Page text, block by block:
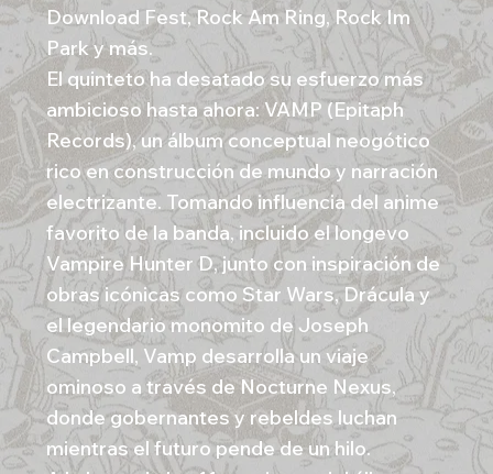
Download Fest, Rock Am Ring, Rock Im
Park y más.
El quinteto ha desatado su esfuerzo más
ambicioso hasta ahora: VAMP (Epitaph
Records), un álbum conceptual neogótico
rico en construcción de mundo y narración
electrizante. Tomando influencia del anime
favorito de la banda, incluido el longevo
Vampire Hunter D, junto con inspiración de
obras icónicas como Star Wars, Drácula y
el legendario monomito de Joseph
Campbell, Vamp desarrolla un viaje
ominoso a través de Nocturne Nexus,
donde gobernantes y rebeldes luchan
mientras el futuro pende de un hilo.